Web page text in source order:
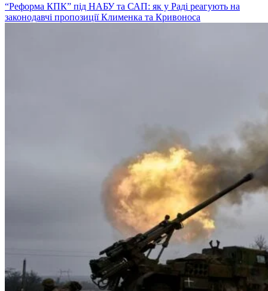
“Реформа КПК” під НАБУ та САП: як у Раді реагують на
законодавчі пропозиції Клименка та Кривоноса